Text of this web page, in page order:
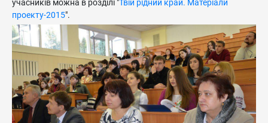
учасників можна в розділі "Твій рідний край. Матеріали
проекту-2015".